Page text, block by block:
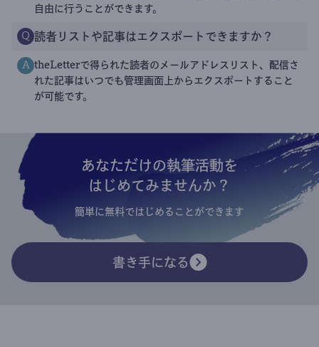
自由に行うことができます。
Q 読者リストや記事はエクスポートできますか？
A theLetterで得られた読者のメールアドレスリスト、配信さ
れた記事はいつでも管理画面上からエクスポートすること
が可能です。
あなただけの執筆活動を
はじめてみませんか？
簡単に無料ではじめることができます
書き手になる